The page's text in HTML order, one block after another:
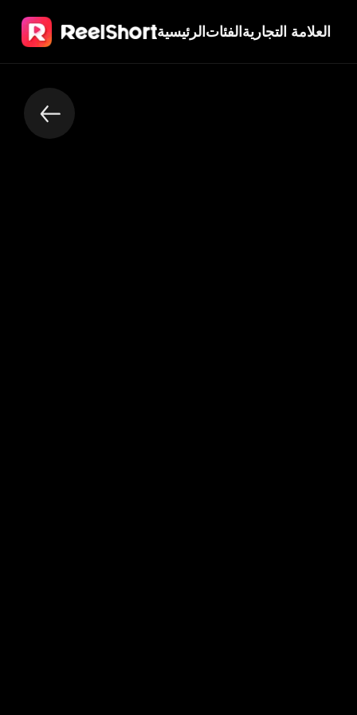
الرئيسيةالفئاتالعلامة التجارية